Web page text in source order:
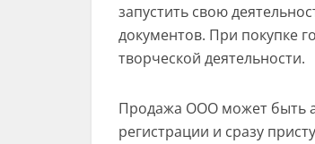
запустить свою
документов. При покупке
творческой деятельности.
Продажа ООО может быть
регистрации и сразу